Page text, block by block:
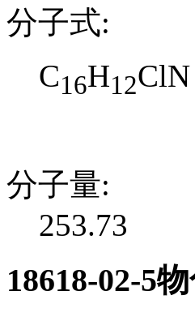
分子式:
C16H12ClN
分子量:
253.73
18618-02-5